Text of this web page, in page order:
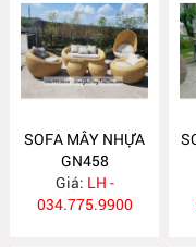
SOFA MÂY NHỰA
GN458
Giá: LH -
034.775.9900